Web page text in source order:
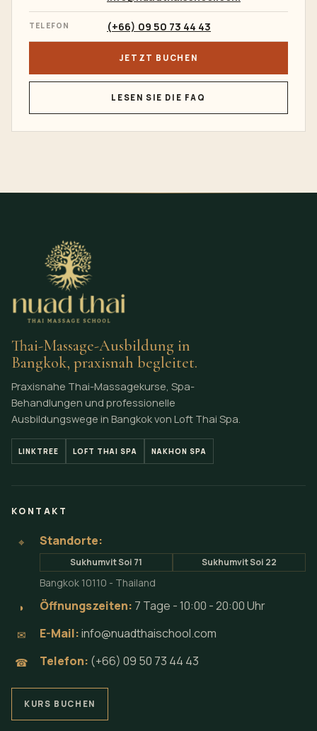
TELEFON (+66) 09 50 73 44 43
JETZT BUCHEN
LESEN SIE DIE FAQ
Thai-Massage-Ausbildung in
Bangkok, praxisnah begleitet.
Praxisnahe Thai-Massagekurse, Spa-
Behandlungen und professionelle
Ausbildungswege in Bangkok von Loft Thai Spa.
LINKTREE LOFT THAI SPA NAKHON SPA
KONTAKT
⌖ Standorte:
Sukhumvit Soi 71 Sukhumvit Soi 22
Bangkok 10110 - Thailand
◗ Öffnungszeiten: 7 Tage - 10:00 - 20:00 Uhr
✉ E-Mail:info@nuadthaischool.com
☎ Telefon: (+66) 09 50 73 44 43
KURS BUCHEN